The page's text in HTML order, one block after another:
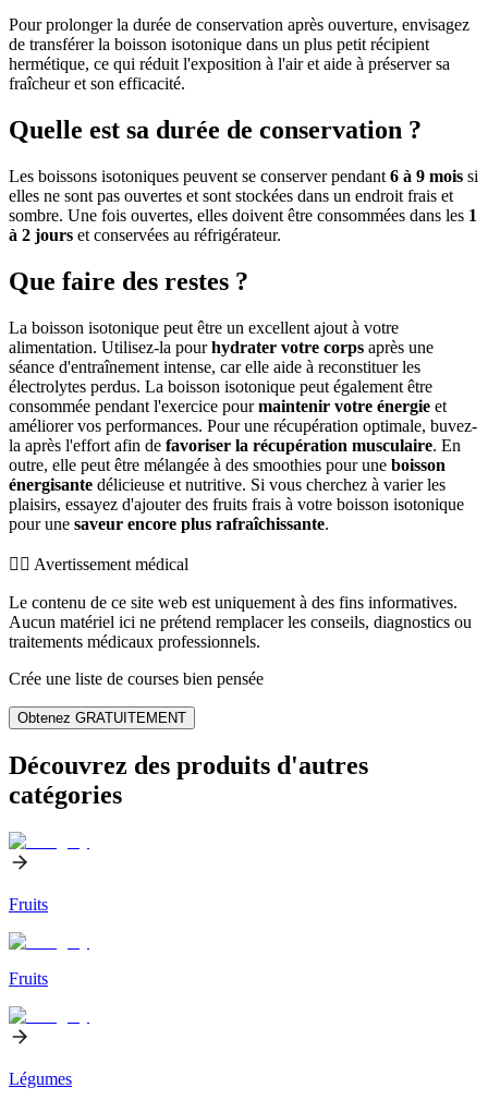
Pour prolonger la durée de conservation après ouverture, envisagez
de transférer la boisson isotonique dans un plus petit récipient
hermétique, ce qui réduit l'exposition à l'air et aide à préserver sa
fraîcheur et son efficacité.
Quelle est sa durée de conservation ?
Les boissons isotoniques peuvent se conserver pendant 6 à 9 mois si
elles ne sont pas ouvertes et sont stockées dans un endroit frais et
sombre. Une fois ouvertes, elles doivent être consommées dans les 1
à 2 jours et conservées au réfrigérateur.
Que faire des restes ?
La boisson isotonique peut être un excellent ajout à votre
alimentation. Utilisez-la pourhydrater votre corps après une
séance d'entraînement intense, car elle aide à reconstituer les
électrolytes perdus. La boisson isotonique peut également être
consommée pendant l'exercice pourmaintenir votre énergie et
améliorer vos performances. Pour une récupération optimale, buvez-
la après l'effort afin de favoriser la récupération musculaire. En
outre, elle peut être mélangée à des smoothies pour une boisson
énergisante délicieuse et nutritive. Si vous cherchez à varier les
plaisirs, essayez d'ajouter des fruits frais à votre boisson isotonique
pour une saveur encore plus rafraîchissante.
👨‍⚕️️ Avertissement médical
Le contenu de ce site web est uniquement à des fins informatives.
Aucun matériel ici ne prétend remplacer les conseils, diagnostics ou
traitements médicaux professionnels.
Crée une liste de courses bien pensée
Obtenez GRATUITEMENT
Découvrez des produits d'autres
catégories
Fruits
Fruits
Légumes